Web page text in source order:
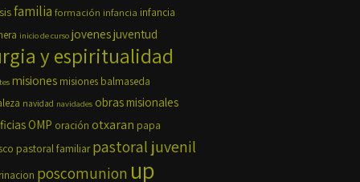
familia formación infancia infancia
inicio de curso jovenesjuventud
y espiritualidad
misiones misiones balmaseda
navidad navidades obras misionales
OMP oración otxaran papa
pastoral familiar pastoral juvenil
poscomunion up